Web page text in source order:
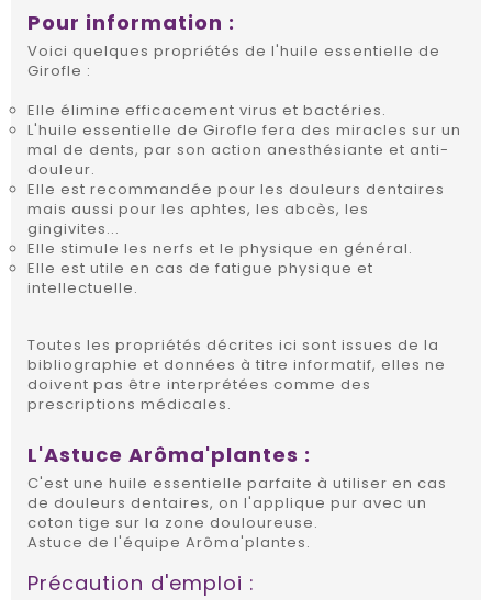
Pour information :
Voici quelques propriétés de l'huile essentielle de
Girofle :
Elle élimine efficacement virus et bactéries.
L'huile essentielle de Girofle fera des miracles sur un
mal de dents, par son action anesthésiante et anti-
douleur.
Elle est recommandée pour les douleurs dentaires
mais aussi pour les aphtes, les abcès, les
gingivites...
Elle stimule les nerfs et le physique en général.
Elle est utile en cas de fatigue physique et
intellectuelle.
Toutes les propriétés décrites ici sont issues de la
bibliographie et données à titre informatif, elles ne
doivent pas être interprétées comme des
prescriptions médicales.
L'Astuce Arôma'plantes :
C'est une huile essentielle parfaite à utiliser en cas
de douleurs dentaires, on l'applique pur avec un
coton tige sur la zone douloureuse.
Astuce de l'équipe Arôma'plantes.
Précaution d'emploi :